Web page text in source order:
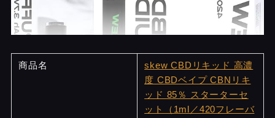
商品名
skew CBDリキッド 高濃
度 CBDベイプ CBNリキ
ッド 85％ スターターセ
ット（1ml／420フレーバ